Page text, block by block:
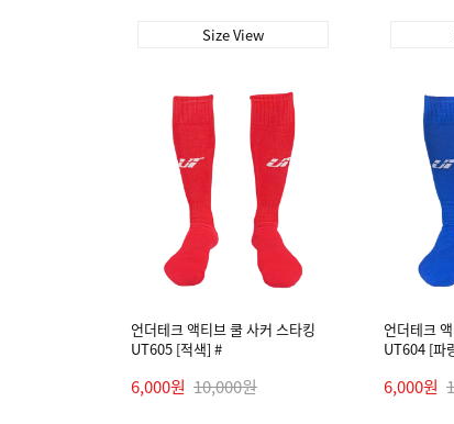
Size View
언더테크 액티브 쿨 사커 스타킹
UT605 [적색] #
6,000원 10,000원
언더테크
UT604 [파
6,000원